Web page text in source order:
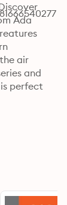
Ada
air
and
perfect